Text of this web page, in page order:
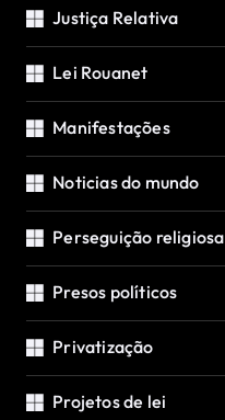
Justiça Relativa
Lei Rouanet
Manifestações
Noticias do mundo
Perseguição religiosa
Presos políticos
Privatização
Projetos de lei